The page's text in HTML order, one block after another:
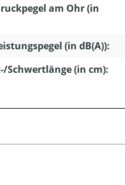
am Ohr (in
(in dB(A)):
Schwertlänge (in cm):